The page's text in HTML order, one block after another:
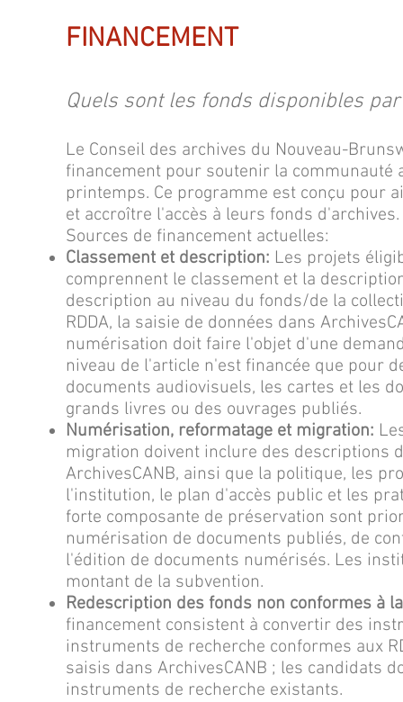
FINANCEMENT
Quels sont les fonds disponibles
Le Conseil des archives du Nouveau-
financement pour soutenir la
printemps. Ce programme est conçu pour
et accroître l'accès à leurs fonds d'archives.
Sources de financement actuelles:
Classement et description: Les projets
comprennent le classement et la
description au niveau du fonds/de la
RDDA, la saisie de données dans
numérisation doit faire l'objet d'une
niveau de l'article n'est financée que pour
documents audiovisuels, les cartes et les
grands livres ou des ouvrages publiés.
Numérisation, reformatage et migration:
migration doivent inclure des descriptions
ArchivesCANB, ainsi que la politique, les
l'institution, le plan d'accès public et les
forte composante de préservation sont
numérisation de documents publiés, de
l'édition de documents numérisés. Les
montant de la subvention.
Redescription des fonds non conformes à
financement consistent à convertir des
instruments de recherche conformes aux
saisis dans ArchivesCANB ; les candidats
instruments de recherche existants.